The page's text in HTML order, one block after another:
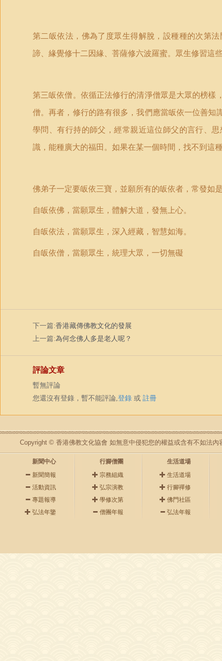
第二皈依法，佛為了度眾生得解脫，設種種的次第
諦、緣覺修十二因緣、菩薩修六波羅蜜。眾生修習這
第三皈依僧。依循正法修行的清淨僧眾是大眾的榜
僧。再者，修行的路有很多，我們應當皈依一位善
學問、有行持的師父，經常親近這位師父的言行、
識，能種廣大的福田。如果在某一個時間，找不到這
佛弟子一定要皈依三寶，並願所有的皈依者，常發如
自皈依佛，當願眾生，體解大道，發無上心。
自皈依法，當願眾生，深入經藏，智慧如海。
自皈依僧，當願眾生，統理大眾，一切無礙
下一篇:香港藏傳佛教文化的發展
上一篇:為何念佛人多是老人呢？
評論文章
暫無評論
您還沒有登錄，暫不能評論,登錄 或 註冊
Copyright © 香港佛教文化協會 如無意中侵犯您的權益或含有不如法內
新聞中心
新聞簡報
活動資訊
專題報導
弘法年鑒
行腳僧團
宗務組織
弘宗演教
學修次第
僧團年報
生活道場
生活道場
行腳禪修
佛門社區
弘法年報